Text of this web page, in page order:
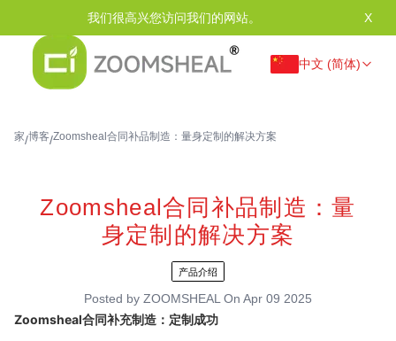
我们很高兴您访问我们的网站。 X
中文 (简体)
家/博客/Zoomsheal合同补品制造：量身定制的解决方案
Zoomsheal合同补品制造：量
身定制的解决方案
产品介绍
Posted by ZOOMSHEAL On Apr 09 2025
Zoomsheal合同补充制造：定制成功